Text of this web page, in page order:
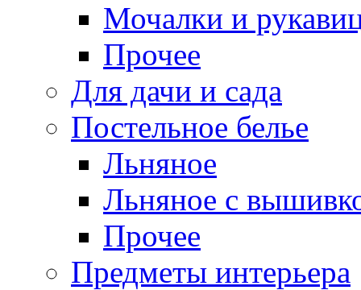
Мочалки и
Прочее
Для дачи и сада
Постельное белье
Льняное
Льняное с
Прочее
Предметы интерьера